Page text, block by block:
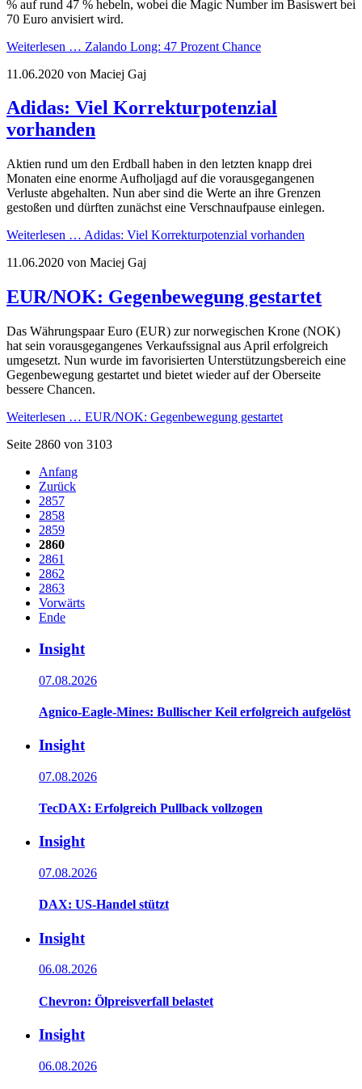
% auf rund 47 % hebeln, wobei die Magic Number im Basiswert bei
70 Euro anvisiert wird.
Weiterlesen … Zalando Long: 47 Prozent Chance
11.06.2020 von Maciej Gaj
Adidas: Viel Korrekturpotenzial
vorhanden
Aktien rund um den Erdball haben in den letzten knapp drei
Monaten eine enorme Aufholjagd auf die vorausgegangenen
Verluste abgehalten. Nun aber sind die Werte an ihre Grenzen
gestoßen und dürften zunächst eine Verschnaufpause einlegen.
Weiterlesen … Adidas: Viel Korrekturpotenzial vorhanden
11.06.2020 von Maciej Gaj
EUR/NOK: Gegenbewegung gestartet
Das Währungspaar Euro (EUR) zur norwegischen Krone (NOK)
hat sein vorausgegangenes Verkaufssignal aus April erfolgreich
umgesetzt. Nun wurde im favorisierten Unterstützungsbereich eine
Gegenbewegung gestartet und bietet wieder auf der Oberseite
bessere Chancen.
Weiterlesen … EUR/NOK: Gegenbewegung gestartet
Seite 2860 von 3103
Anfang
Zurück
2857
2858
2859
2860
2861
2862
2863
Vorwärts
Ende
Insight
07.08.2026
Agnico-Eagle-Mines: Bullischer Keil erfolgreich aufgelöst
Insight
07.08.2026
TecDAX: Erfolgreich Pullback vollzogen
Insight
07.08.2026
DAX: US-Handel stützt
Insight
06.08.2026
Chevron: Ölpreisverfall belastet
Insight
06.08.2026